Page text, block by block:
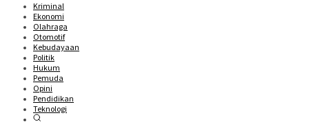
Kriminal
Ekonomi
Olahraga
Otomotif
Kebudayaan
Politik
Hukum
Pemuda
Opini
Pendidikan
Teknologi